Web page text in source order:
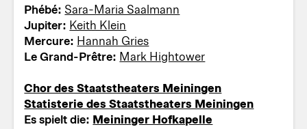
Phébé: Sara-Maria Saalmann
Jupiter: Keith Klein
Mercure: Hannah Gries
Le Grand-Prêtre: Mark Hightower
Chor des Staatstheaters Meiningen
Statisterie des Staatstheaters Meiningen
Es spielt die: Meininger Hofkapelle